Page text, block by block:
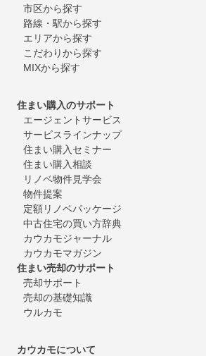
市区から探す
路線・駅から探す
エリアから探す
こだわりから探す
MIXから探す
住まい購入のサポート
エージェントサービス
サービスラインナップ
住まい購入セミナー
住まい購入相談
リノベ物件見学会
物件提案
定額リノベパッケージ
中古住宅の買い方辞典
カウカモジャーナル
カウカモマガジン
住まい売却のサポート
売却サポート
売却の基礎知識
ウルカモ
カウカモについて